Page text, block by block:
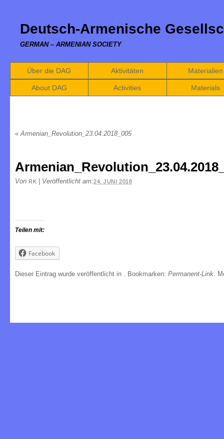
Deutsch-Armenische
GERMAN – ARMENIAN SOCIETY
Über die DAG Aktivitäten Materialien
About DAG Activities Materials
«Armenian_Revolution_23.04.2018_005
Von RK Veröffentlicht am:24. JUNI 2018
Teilen mit:
Facebook
Dieser Eintrag wurde veröffentlicht in . Bookmarken: Permanent-Link.